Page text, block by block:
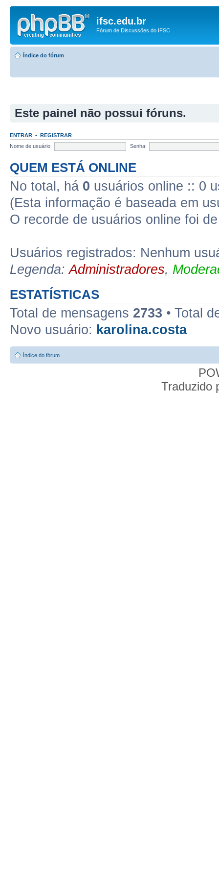
ifsc.edu.br
Fórum de Discussões do IFSC
Índice do fórum
Este painel não possui fóruns.
ENTRAR • REGISTRAR
Nome de usuário:
Senha:
QUEM ESTÁ ONLINE
No total, há 0 usuários online :: 0
(Esta informação é baseada em
O recorde de usuários online foi
Usuários registrados: Nenhum
Legenda:Administradores,
ESTATÍSTICAS
Total de mensagens 2733 • Total
Novo usuário: karolina.costa
Índice do fórum
Traduzido